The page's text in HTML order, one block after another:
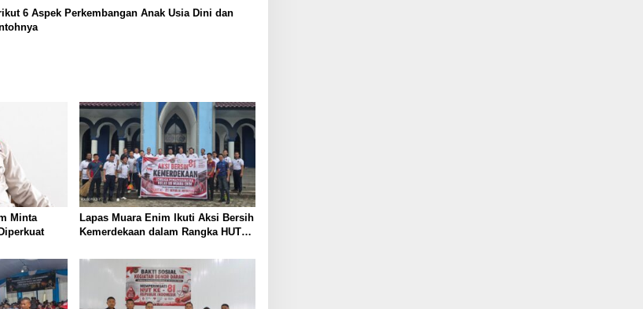
6 Aspek Perkembangan Anak Usia Dini dan
Minta
Lapas Muara Enim Ikuti Aksi Bersih
Kemerdekaan dalam Rangka HUT